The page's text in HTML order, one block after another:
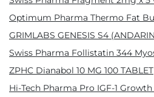
Optimum Pharma Thermo Fat
GRIMLABS GENESIS S4
Swiss Pharma Follistatin 344
ZPHC Dianabol 10 MG 100 TABLET
Hi-Tech Pharma Pro IGF-1